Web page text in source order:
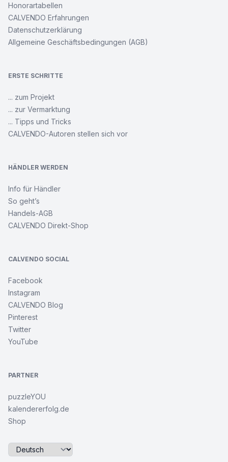
Honorartabellen
CALVENDO Erfahrungen
Datenschutzerklärung
Allgemeine Geschäftsbedingungen (AGB)
ERSTE SCHRITTE
... zum Projekt
... zur Vermarktung
... Tipps und Tricks
CALVENDO-Autoren stellen sich vor
HÄNDLER WERDEN
Info für Händler
So geht’s
Handels-AGB
CALVENDO Direkt-Shop
CALVENDO SOCIAL
Facebook
Instagram
CALVENDO Blog
Pinterest
Twitter
YouTube
PARTNER
puzzleYOU
kalendererfolg.de
Shop